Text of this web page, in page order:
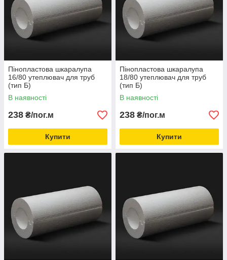
Пінопластова шкаралупа
16/80 утеплювач для труб
(тип Б)
В наявності
238 ₴/пог.м
Купити
Пінопластова шкаралупа
18/80 утеплювач для труб
(тип Б)
В наявності
238 ₴/пог.м
Купити